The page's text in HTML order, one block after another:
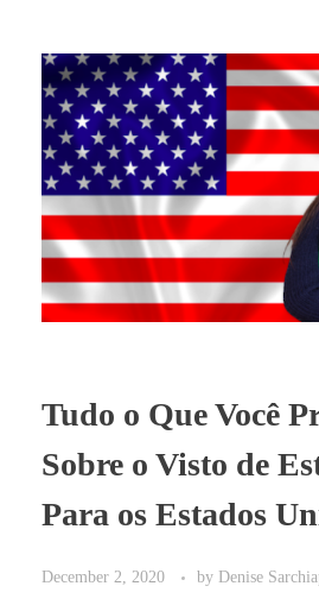
Tudo o Que Você
Sobre o Visto de
Para os Estados
December 2, 2020 by Denise